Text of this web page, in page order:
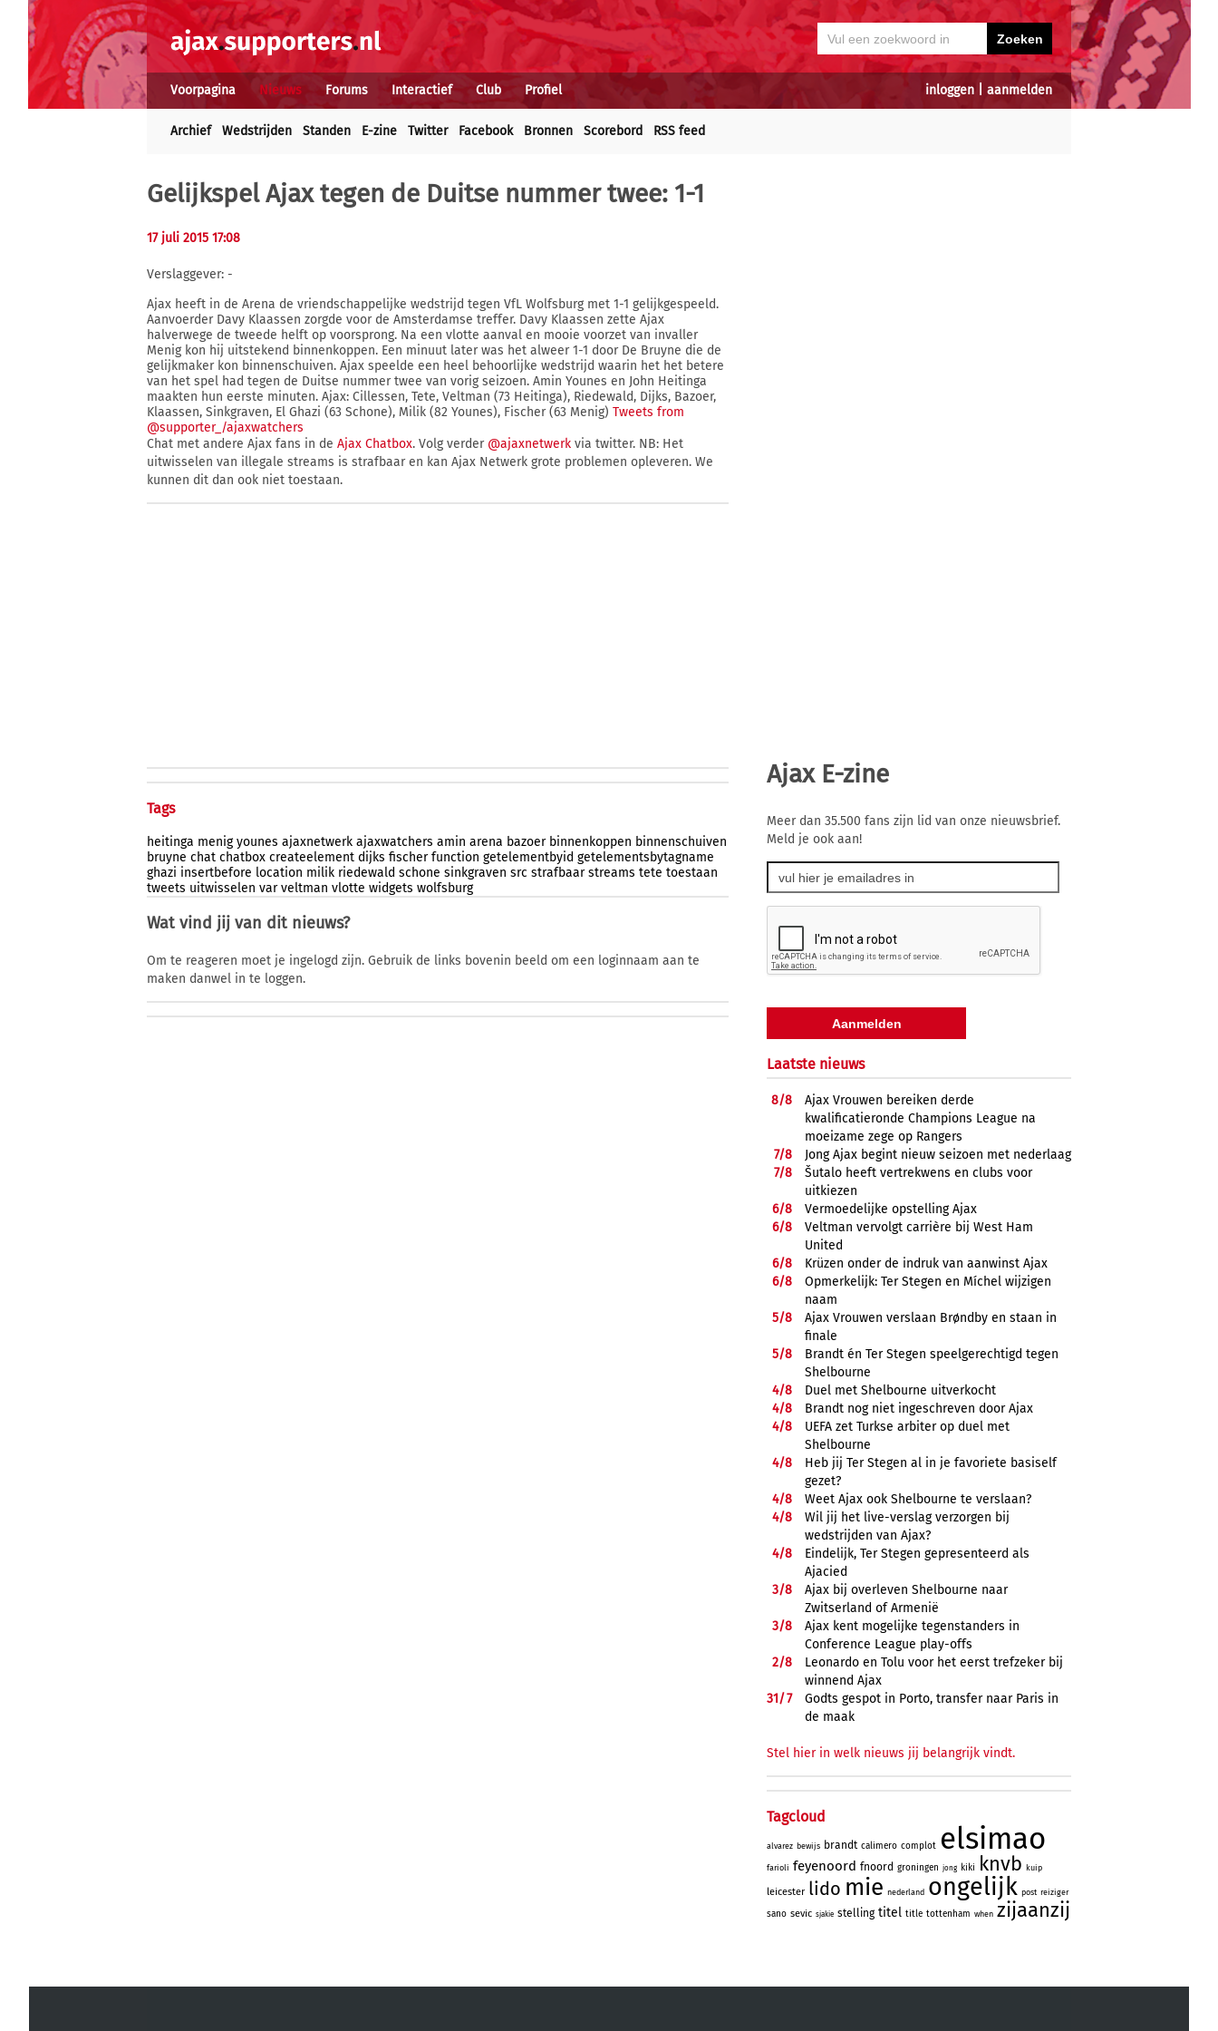
inloggen aanmelden
Voorpagina Nieuws Forums Interactief Club Profiel
Archief Wedstrijden Standen E-zine Twitter Facebook Bronnen Scorebord RSS feed
Gelijkspel Ajax tegen de Duitse nummer twee: 1-1
17 juli 2015 17:08
Verslaggever: -
Ajax heeft in de Arena de vriendschappelijke wedstrijd tegen VfL Wolfsburg met 1-1 gelijkgespeeld.
Aanvoerder Davy Klaassen zorgde voor de Amsterdamse treffer. Davy Klaassen zette Ajax
halverwege de tweede helft op voorsprong. Na een vlotte aanval en mooie voorzet van invaller
Menig kon hij uitstekend binnenkoppen. Een minuut later was het alweer 1-1 door De Bruyne die de
gelijkmaker kon binnenschuiven. Ajax speelde een heel behoorlijke wedstrijd waarin het het betere
van het spel had tegen de Duitse nummer twee van vorig seizoen. Amin Younes en John Heitinga
maakten hun eerste minuten. Ajax: Cillessen, Tete, Veltman (73 Heitinga), Riedewald, Dijks, Bazoer,
Klaassen, Sinkgraven, El Ghazi (63 Schone), Milik (82 Younes), Fischer (63 Menig) Tweets from
@supporter_/ajaxwatchers
Chat met andere Ajax fans in de Ajax Chatbox. Volg verder @ajaxnetwerk via twitter. NB: Het
uitwisselen van illegale streams is strafbaar en kan Ajax Netwerk grote problemen opleveren. We
kunnen dit dan ook niet toestaan.
Tags
heitinga menig younes ajaxnetwerk ajaxwatchers amin arena bazoer binnenkoppen binnenschuiven
bruyne chat chatbox createelement dijks fischer function getelementbyid getelementsbytagname
ghazi insertbefore location milik riedewald schone sinkgraven src strafbaar streams tete toestaan
tweets uitwisselen var veltman vlotte widgets wolfsburg
Wat vind jij van dit nieuws?
Om te reageren moet je ingelogd zijn. Gebruik de links bovenin beeld om een loginnaam aan te
maken danwel in te loggen.
Ajax E-zine
Meer dan 35.500 fans zijn lid van onze nieuwsbrief.
Meld je ook aan!
Laatste nieuws
8/8
Ajax Vrouwen bereiken derde
kwalificatieronde Champions League na
moeizame zege op Rangers
7/8
Jong Ajax begint nieuw seizoen met nederlaag
7/8
Šutalo heeft vertrekwens en clubs voor
uitkiezen
6/8
Vermoedelijke opstelling Ajax
6/8
Veltman vervolgt carrière bij West Ham
United
6/8
Krüzen onder de indruk van aanwinst Ajax
6/8
Opmerkelijk: Ter Stegen en Míchel wijzigen
naam
5/8
Ajax Vrouwen verslaan Brøndby en staan in
finale
5/8
Brandt én Ter Stegen speelgerechtigd tegen
Shelbourne
4/8
Duel met Shelbourne uitverkocht
4/8
Brandt nog niet ingeschreven door Ajax
4/8
UEFA zet Turkse arbiter op duel met
Shelbourne
4/8
Heb jij Ter Stegen al in je favoriete basiself
gezet?
4/8
Weet Ajax ook Shelbourne te verslaan?
4/8
Wil jij het live-verslag verzorgen bij
wedstrijden van Ajax?
4/8
Eindelijk, Ter Stegen gepresenteerd als
Ajacied
3/8
Ajax bij overleven Shelbourne naar
Zwitserland of Armenië
3/8
Ajax kent mogelijke tegenstanders in
Conference League play-offs
2/8
Leonardo en Tolu voor het eerst trefzeker bij
winnend Ajax
31/7
Godts gespot in Porto, transfer naar Paris in
de maak
Stel hier in welk nieuws jij belangrijk vindt.
Tagcloud
alvarez bewijs brandt calimero complot elsimao
farioli feyenoord fnoord groningen jong kiki knvb kuip
leicester lido mie nederland ongelijk post reiziger
sano sevic sjakie stelling titel title tottenham when zijaanzij